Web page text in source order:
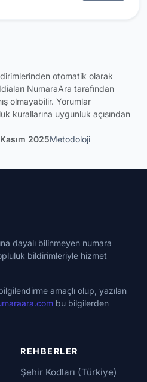
otomatik olarak
NumaraAra tarafından
olmayabilir. Yorumlar
kurallarına uygunluk açısından
2025Metodoloji
dayalı bilinmeyen numara
bildirimleriyle hizmet
amaçlı olup, yazılan
bu bilgilerden
REHBERLER
Şehir Kodları (Türkiye)